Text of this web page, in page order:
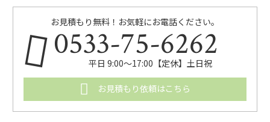
お見積もり無料！お気軽にお電話ください。
0533-75-6262
平日 9:00〜17:00【定休】土日祝
お見積もり依頼はこちら